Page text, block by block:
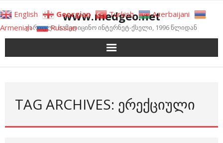
to
content
www.medgeo.net
ქართული სამედიცინო ინტერნეტ-ქსელი, 1996 წლიდან
TAG ARCHIVES: ᲔᲠᲔᲥᲪᲘᲣᲚᲘ
English Georgian Turkish
Azerbaijani
Armenian
Russian